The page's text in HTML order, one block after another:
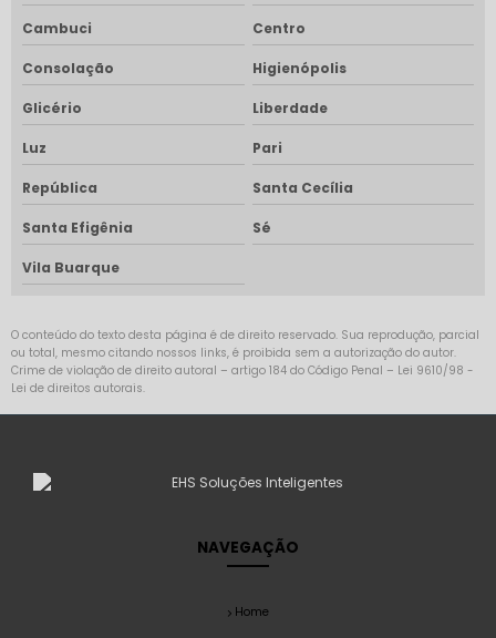
Cambuci Centro
Consolação Higienópolis
Glicério Liberdade
Luz Pari
República Santa Cecília
Santa Efigênia Sé
Vila Buarque
O conteúdo do texto desta página é de direito reservado. Sua reprodução, parcial
ou total, mesmo citando nossos links, é proibida sem a autorização do autor.
Crime de violação de direito autoral – artigo 184 do Código Penal – Lei 9610/98 -
Lei de direitos autorais.
NAVEGAÇÃO
Home